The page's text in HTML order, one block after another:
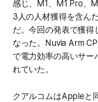
感じ、M1、M1 Pro、
3人の人材獲得を含ん
だ。今回の発表で獲得
なった。Nuvia Arm
で電力効率の高いサー
れていた。
クアルコムはAppleと